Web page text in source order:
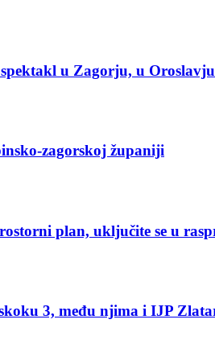
u Zagorju, u
zagorskoj županiji
plan, uključite se u
3, među njima i IJP